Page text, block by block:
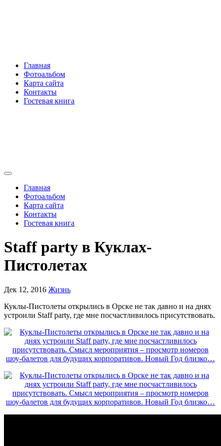
Главная
Фотоальбом
Карта сайта
Контакты
Гостевая книга
Главная
Фотоальбом
Карта сайта
Контакты
Гостевая книга
Staff party в Куклах-
Пистолетах
Дек 12, 2016 Жизнь
Куклы-Пистолеты открылись в Орске не так давно и на днях
устроили Staff party, где мне посчастливилось присутствовать.